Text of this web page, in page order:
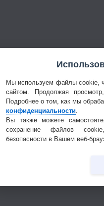
Мы используем файлы cookie,
сайтом. Продолжая
Подробнее о том, как мы
конфиденциальности.
Вы также можете
сохранение файлов
безопасности в Вашем веб-